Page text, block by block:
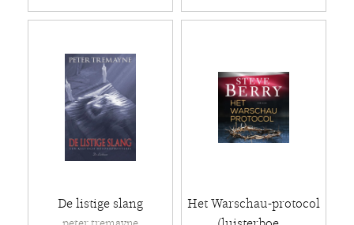
De listige slang
Het Warschau-protocol